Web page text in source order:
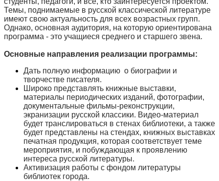
Темы, поднимаемые в русской классической литературе
имеют свою актуальность для всех возрастных групп.
Однако, основная аудитория, на которую ориентирована
программа - это учащиеся среднего и старшего звена.
Основные направления реализации программы:
Дать полную информацию о биографии и
творчестве писателя.
Широко представлять книжные выставки,
материалы периодических изданий, фотографии,
документальные фильмы-реконструкции,
экранизации русской классики. Видео-материал
будет транслироваться в стенах библиотеки, а также
будет представлены на стендах, книжных выставках
печатная продукция, которая соответствует теме
мероприятия, и побуждающая к проявлению
интереса русской литературы.
Активизация работы с фондом литературы
библиотек города.